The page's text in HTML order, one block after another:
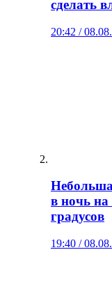
сделать
20:42 /
в ночь на
градусов
19:40 /